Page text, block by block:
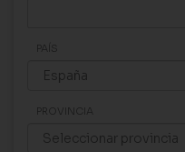
PAÍS
PROVINCIA